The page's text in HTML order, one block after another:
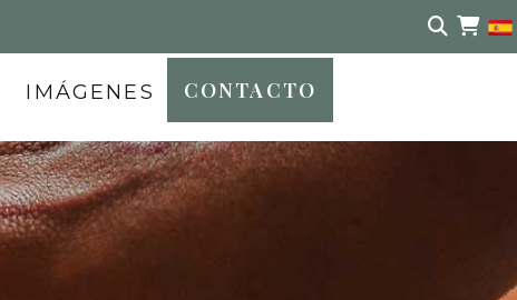
IMÁGENES CONTACTO